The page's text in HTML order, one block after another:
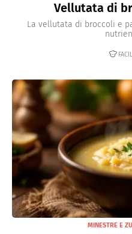
Vellutata di
La vellutata di broccoli e
MINESTRE E